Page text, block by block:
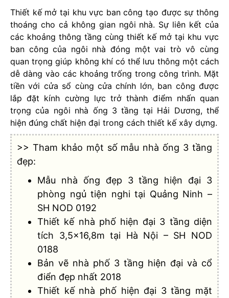
Thiết kế mở tại khu vực ban công tạo được sự thông
thoáng cho cả không gian ngôi nhà. Sự liên kết của
các khoảng thông tầng cùng thiết kế mở tại khu vực
ban công của ngôi nhà đóng một vai trò vô cùng
quan trọng giúp không khí có thể lưu thông một cách
dễ dàng vào các khoảng trống trong công trình. Mặt
tiền với cửa sổ cùng cửa chính lớn, ban công được
lắp đặt kính cường lực trở thành điểm nhấn quan
trọng của ngôi nhà ống 3 tầng tại Hải Dương, thể
hiện đúng chất hiện đại trong cách thiết kế xây dựng.
>> Tham khảo một số mẫu nhà ống 3 tầng
đẹp:
Mẫu nhà ống đẹp 3 tầng hiện đại 3
phòng ngủ tiện nghi tại Quảng Ninh –
SH NOD 0192
Thiết kế nhà phố hiện đại 3 tầng diện
tích 3,5×16,8m tại Hà Nội – SH NOD
0188
Bản vẽ nhà phố 3 tầng hiện đại và cổ
điển đẹp nhất 2018
Thiết kế nhà phố hiện đại 3 tầng mặt